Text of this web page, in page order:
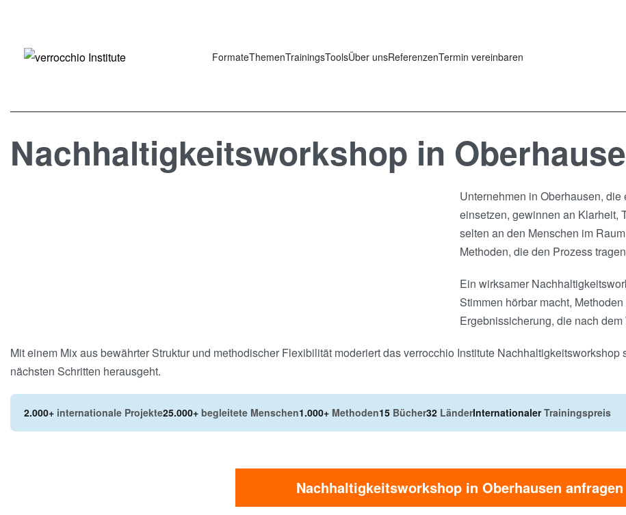
FormateThemenTrainingsToolsÜber unsReferenzenTermin vereinbaren
Nachhaltigkeitsworkshop in
Unternehmen in Oberhausen,
einsetzen, gewinnen an Klarheit,
selten an den Menschen im
Methoden, die den Prozess
Ein wirksamer
Stimmen hörbar macht,
Ergebnissicherung, die nach
Mit einem Mix aus bewährter Struktur und methodischer Flexibilität moderiert das verrocchio Institute
nächsten Schritten herausgeht.
2.000+ internationale Projekte25.000+ begleitete Menschen1.000+ Methoden15 Bücher32 LänderInternationalerTrainingspreis
Nachhaltigkeitsworkshop in Oberhausen anfragen